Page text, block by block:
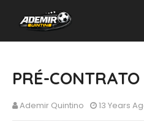
PRÉ-
Ademir Quintino 13 Years